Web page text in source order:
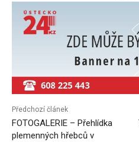
Předchozí článek
FOTOGALERIE – Přehlídka
plemenných hřebců v